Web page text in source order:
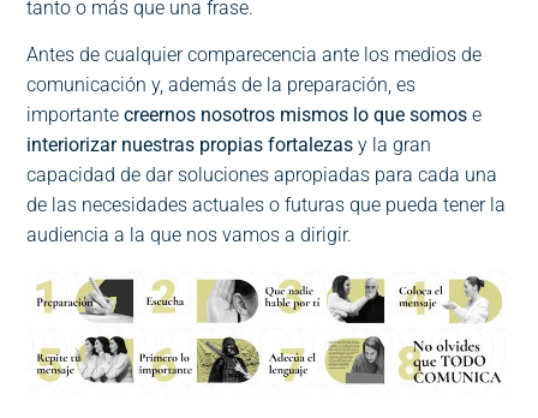
tanto o más que una frase.
Antes de cualquier comparecencia ante los medios de
comunicación y, además de la preparación, es
importantecreernos nosotros mismos lo que somos e
interiorizar nuestras propias fortalezas y la gran
capacidad de dar soluciones apropiadas para cada una
de las necesidades actuales o futuras que pueda tener la
audiencia a la que nos vamos a dirigir.